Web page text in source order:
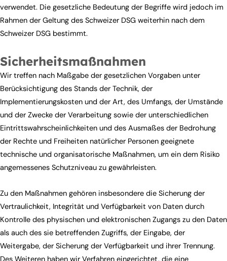
verwendet. Die gesetzliche Bedeutung der Begriffe wird jedoch im
Rahmen der Geltung des Schweizer DSG weiterhin nach dem
Schweizer DSG bestimmt.
Sicherheitsmaßnahmen
Wir treffen nach Maßgabe der gesetzlichen Vorgaben unter
Berücksichtigung des Stands der Technik, der
Implementierungskosten und der Art, des Umfangs, der Umstände
und der Zwecke der Verarbeitung sowie der unterschiedlichen
Eintrittswahrscheinlichkeiten und des Ausmaßes der Bedrohung
der Rechte und Freiheiten natürlicher Personen geeignete
technische und organisatorische Maßnahmen, um ein dem Risiko
angemessenes Schutzniveau zu gewährleisten.
Zu den Maßnahmen gehören insbesondere die Sicherung der
Vertraulichkeit, Integrität und Verfügbarkeit von Daten durch
Kontrolle des physischen und elektronischen Zugangs zu den Daten
als auch des sie betreffenden Zugriffs, der Eingabe, der
Weitergabe, der Sicherung der Verfügbarkeit und ihrer Trennung.